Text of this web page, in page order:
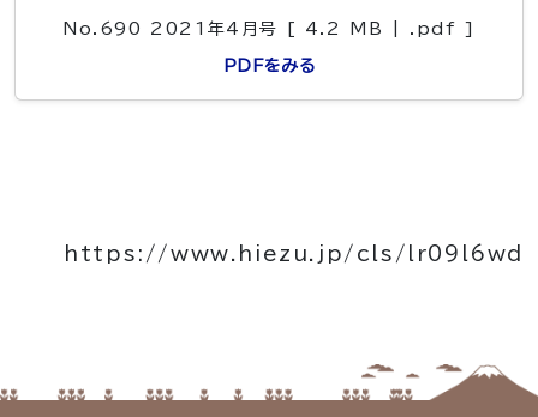
No.690 2021年4月号 [ 4.2 MB | .pdf ]
PDFをみる
https://www.hiezu.jp/cls/lr09l6wd